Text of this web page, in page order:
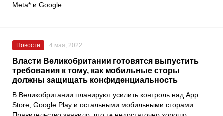
Meta* и Google.
Новости 4 мая, 2022
Власти Великобритании готовятся выпустить
требования к тому, как мобильные сторы
должны защищать конфиденциальность
В Великобритании планируют усилить контроль над App
Store, Google Play и остальными мобильными сторами.